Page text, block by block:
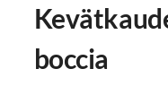
boccia